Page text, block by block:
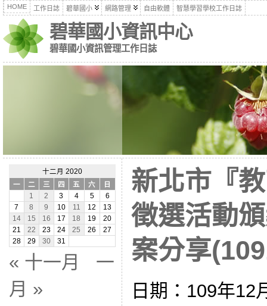
HOME 工作日誌 碧華國小 網路管理 自由軟體 智慧學習學校工作日誌
碧華國小資訊中心
碧華國小資訊管理工作日誌
十二月 2020
一
二 三 四 五 六
日
1
2 3 4 5
6
7
8 9 10 11 12
13
14
15 16 17 18 19
20
21
22 23 24 25 26
27
28
29 30 31
« 十一月
一
月 »
新北市『
徵選活動
案分享
日期：109年12